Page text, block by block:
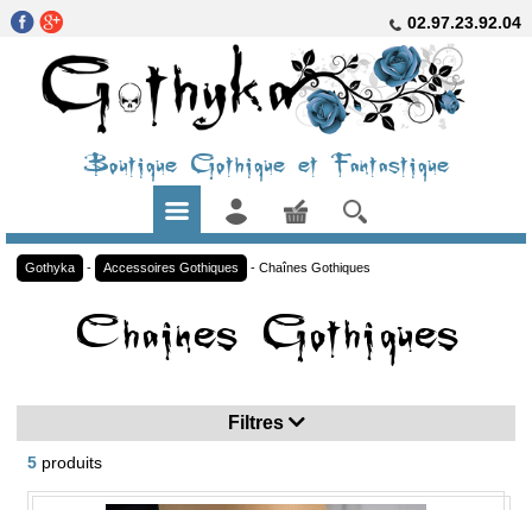
02.97.23.92.04
Boutique Gothique et Fantastique
Gothyka - Accessoires Gothiques - Chaînes Gothiques
Chaines Gothiques
Filtres
5 produits